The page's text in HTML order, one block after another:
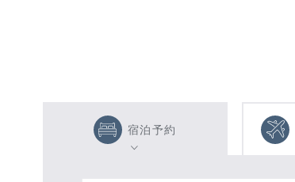
宿泊予約